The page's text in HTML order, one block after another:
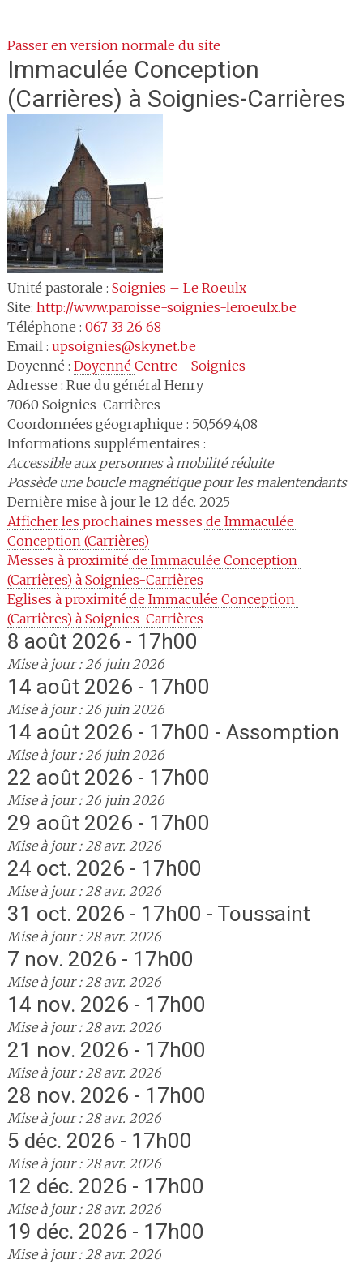
Passer en version normale du site
Immaculée Conception
(Carrières) à Soignies-Carrières
Unité pastorale : Soignies – Le Roeulx
Site: http://www.paroisse-soignies-leroeulx.be
Téléphone : 067 33 26 68
Email : upsoignies@skynet.be
Doyenné : Doyenné Centre - Soignies
Adresse : Rue du général Henry
7060 Soignies-Carrières
Coordonnées géographique : 50,569:4,08
Informations supplémentaires :
Accessible aux personnes à mobilité réduite
Possède une boucle magnétique pour les malentendants
Dernière mise à jour le 12 déc. 2025
Afficher les prochaines messes de Immaculée
Conception (Carrières)
Messes à proximité de Immaculée Conception
(Carrières) à Soignies-Carrières
Eglises à proximité de Immaculée Conception
(Carrières) à Soignies-Carrières
8 août 2026 - 17h00
Mise à jour : 26 juin 2026
14 août 2026 - 17h00
Mise à jour : 26 juin 2026
14 août 2026 - 17h00 - Assomption
Mise à jour : 26 juin 2026
22 août 2026 - 17h00
Mise à jour : 26 juin 2026
29 août 2026 - 17h00
Mise à jour : 28 avr. 2026
24 oct. 2026 - 17h00
Mise à jour : 28 avr. 2026
31 oct. 2026 - 17h00 - Toussaint
Mise à jour : 28 avr. 2026
7 nov. 2026 - 17h00
Mise à jour : 28 avr. 2026
14 nov. 2026 - 17h00
Mise à jour : 28 avr. 2026
21 nov. 2026 - 17h00
Mise à jour : 28 avr. 2026
28 nov. 2026 - 17h00
Mise à jour : 28 avr. 2026
5 déc. 2026 - 17h00
Mise à jour : 28 avr. 2026
12 déc. 2026 - 17h00
Mise à jour : 28 avr. 2026
19 déc. 2026 - 17h00
Mise à jour : 28 avr. 2026